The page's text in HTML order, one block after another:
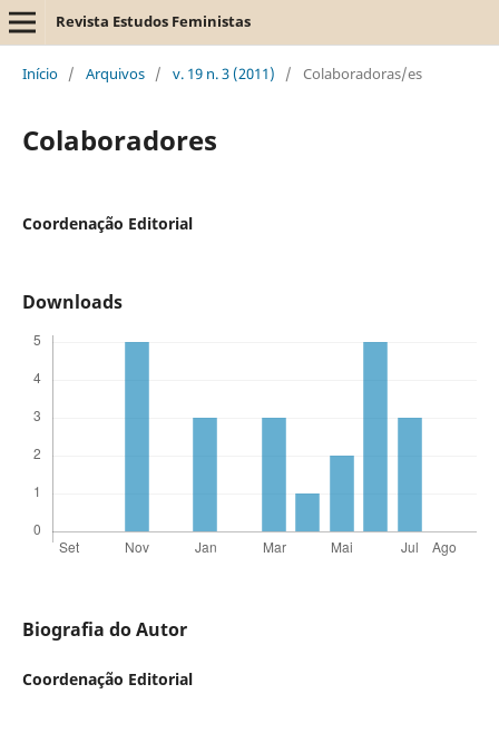
Revista Estudos Feministas
Início / Arquivos / v. 19 n. 3 (2011) / Colaboradoras/es
Colaboradores
Coordenação Editorial
Downloads
Biografia do Autor
Coordenação Editorial